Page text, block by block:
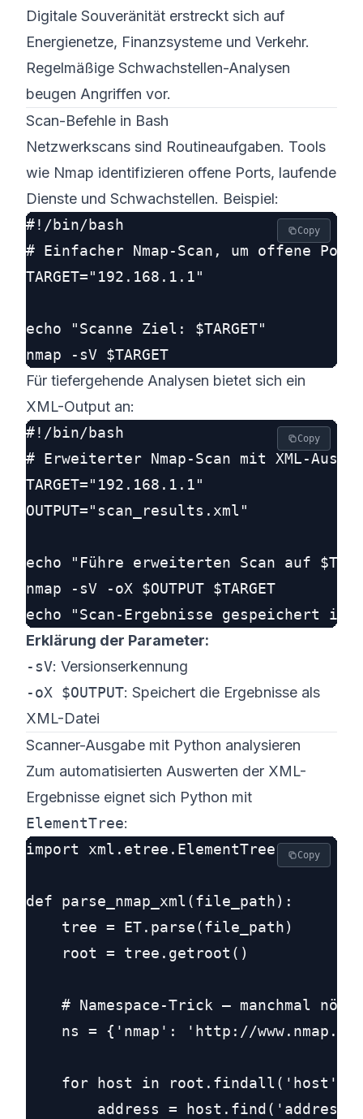
Digitale Souveränität erstreckt sich auf
Energie­netze, Finanzsysteme und Verkehr.
Regelmäßige Schwachstellen-Analysen
beugen Angriffen vor.
Scan-Befehle in Bash
Netzwerkscans sind Routineaufgaben. Tools
wie Nmap identifizieren offene Ports, laufende
Dienste und Schwachstellen. Beispiel:
#!/bin/bash
# Einfacher Nmap-Scan, um offene
TARGET="192.168.1.1"
echo "Scanne Ziel: $TARGET"
Copy
Für tiefergehende Analysen bietet sich ein
XML-Output an:
#!/bin/bash
# Erweiterter Nmap-Scan mit XML-
TARGET="192.168.1.1"
OUTPUT="scan_results.xml"
echo "Führe erweiterten Scan auf
nmap -sV -oX $OUTPUT $TARGET
Copy
Erklärung der Parameter:
-sV: Versions­erkennung
-oX $OUTPUT: Speichert die Ergebnisse als
XML-Datei
Scanner-Ausgabe mit Python analysieren
Zum automatisierten Auswerten der XML-
Ergebnisse eignet sich Python mit
ElementTree:
import xml.etree.ElementTree as ET
def parse_nmap_xml(file_path):
    tree = ET.parse(file_path)
    root = tree.getroot()
# Namespace-Trick – manchmal
ns = {'nmap': 'http://
    for host in root.findall('host'):
address =
Copy